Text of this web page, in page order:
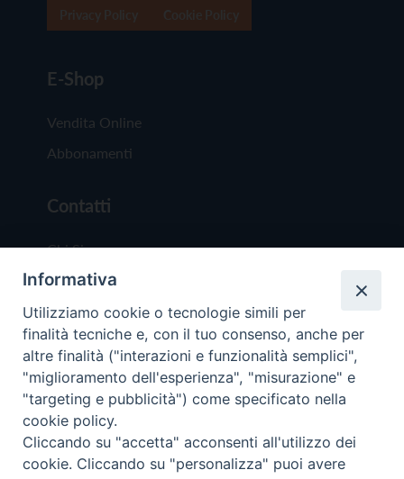
E-Shop
Vendita Online
Abbonamenti
Contatti
Chi Siamo
Redazione
Scrivici
Copyright © 2019 - Tutti i diritti riservati - Vita
Trentina Editrice
Informativa
Utilizziamo cookie o tecnologie simili per
finalità tecniche e, con il tuo consenso, anche per
altre finalità ("interazioni e funzionalità semplici",
"miglioramento dell'esperienza", "misurazione" e
"targeting e pubblicità") come specificato nella
cookie policy.
Cliccando su "accetta" acconsenti all'utilizzo dei
cookie. Cliccando su "personalizza" puoi avere